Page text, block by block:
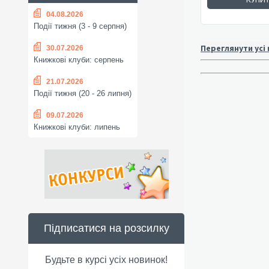
04.08.2026
Події тижня (3 - 9 серпня)
30.07.2026
Книжкові клуби: серпень
21.07.2026
Події тижня (20 - 26 липня)
09.07.2026
Книжкові клуби: липень
Підписатися на розсилку
Будьте в курсі усіх новинок!
Переглянути усі